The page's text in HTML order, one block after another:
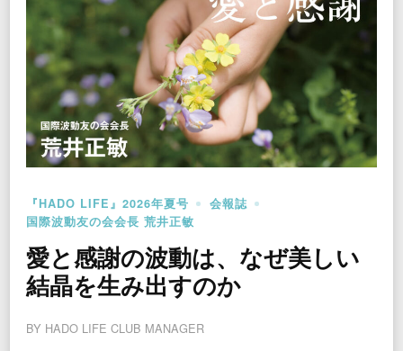
『HADO LIFE』2026年夏号
会報誌
国際波動友の会会長 荒井正敏
愛と感謝の波動は、なぜ美しい
結晶を生み出すのか
BY HADO LIFE CLUB MANAGER